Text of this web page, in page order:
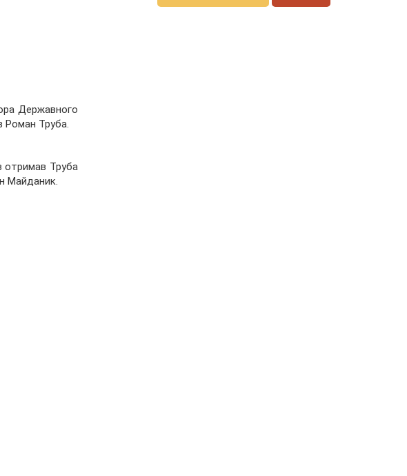
Державного
Роман Труба.
отримав Труба
Майданик.